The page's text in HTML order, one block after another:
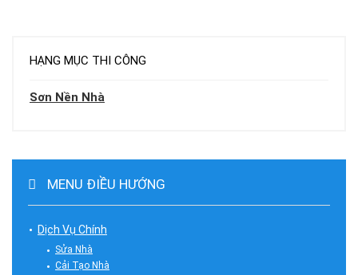
HẠNG MỤC THI CÔNG
Sơn Nền Nhà
MENU ĐIỀU HƯỚNG
Dịch Vụ Chính
Sửa Nhà
Cải Tạo Nhà